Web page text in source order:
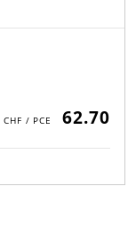
62.70